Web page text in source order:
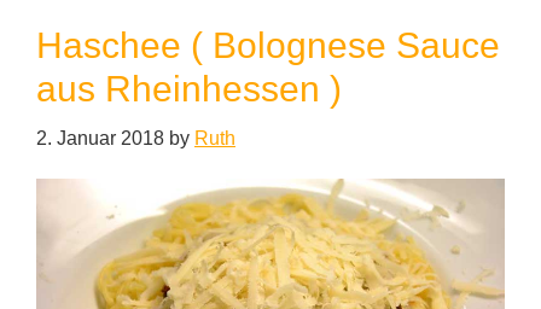
Haschee ( Bolognese Sauce
aus Rheinhessen )
2. Januar 2018 by Ruth